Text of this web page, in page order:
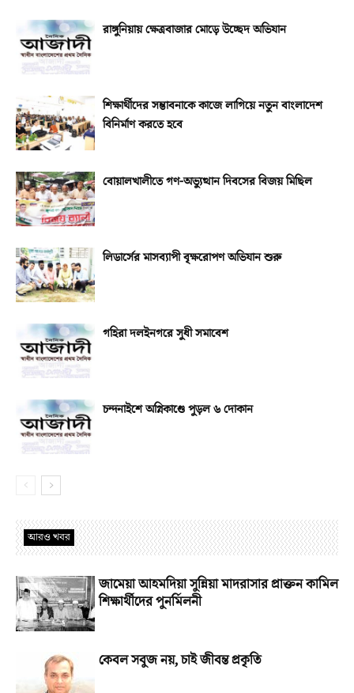
রাঙ্গুনিয়ায় ক্ষেত্রবাজার মোড়ে উচ্ছেদ অভিযান
শিক্ষার্থীদের সম্ভাবনাকে কাজে লাগিয়ে নতুন বাংলাদেশ
বিনির্মাণ করতে হবে
বোয়ালখালীতে গণ-অভ্যুত্থান দিবসের বিজয় মিছিল
লিডার্সের মাসব্যাপী বৃক্ষরোপণ অভিযান শুরু
গহিরা দলইনগরে সুধী সমাবেশ
চন্দনাইশে অগ্নিকাণ্ডে পুড়ল ৬ দোকান
আরও খবর
জামেয়া আহমদিয়া সুন্নিয়া মাদরাসার প্রাক্তন কামিল
শিক্ষার্থীদের পুনর্মিলনী
কেবল সবুজ নয়, চাই জীবন্ত প্রকৃতি